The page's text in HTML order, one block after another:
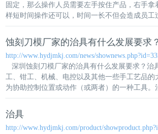
固定，那么操作人员需要左手按住产品，右手
样短时间操作还可以，时间一长不但会造成员工
蚀刻刀模厂家的治具有什么发展要求？
http://www.hydjmkj.com/news/
深圳蚀刻刀模厂家的治具有什么发展要求？ 治
工、钳工、机械、电控以及其他一些手工艺品的
为协助控制位置或动作（或两者）的一种工具。
治具
http://www.hydjmkj.com/product/